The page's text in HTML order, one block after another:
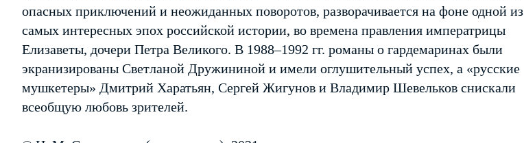
опасных приключений и неожиданных поворотов, разворачивается на фоне одной из
самых интересных эпох российской истории, во времена правления императрицы
Елизаветы, дочери Петра Великого. В 1988–1992 гг. романы о гардемаринах были
экранизированы Светланой Дружининой и имели оглушительный успех, а «русские
мушкетеры» Дмитрий Харатьян, Сергей Жигунов и Владимир Шевельков снискали
всеобщую любовь зрителей.